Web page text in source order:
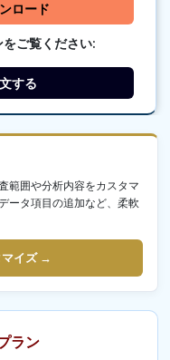
ロード
ご覧ください:
する
範囲や分析内容をカスタマ
ータ項目の追加など、柔軟
マイズ →
ラン